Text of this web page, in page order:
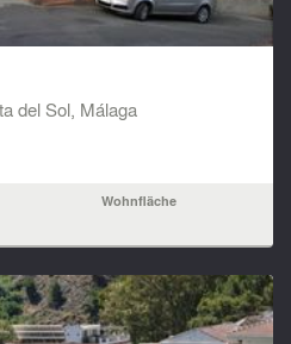
del Sol, Málaga
Wohnfläche